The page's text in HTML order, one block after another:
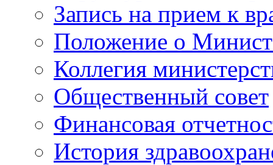
Запись на прием к
Положение о
Коллегия
Общественный совет
Финансовая
История